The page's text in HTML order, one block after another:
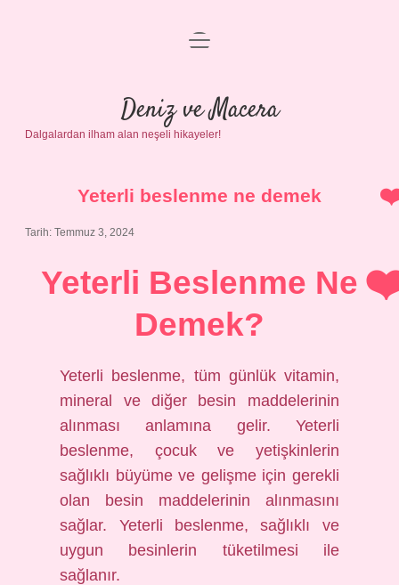
Anasayfa
Gizlilik Politikası
Yasal Uyarı
menüyü
Deniz ve Macera
Dalgalardan ilham alan neşeli hikayeler!
Yeterli beslenme ne demek
Tarih: Temmuz 3, 2024
Yeterli Beslenme Ne
Demek?
Yeterli beslenme, tüm günlük vitamin,
mineral ve diğer besin maddelerinin
alınması anlamına gelir. Yeterli
beslenme, çocuk ve yetişkinlerin
sağlıklı büyüme ve gelişme için gerekli
olan besin maddelerinin alınmasını
sağlar. Yeterli beslenme, sağlıklı ve
uygun besinlerin tüketilmesi ile
sağlanır.